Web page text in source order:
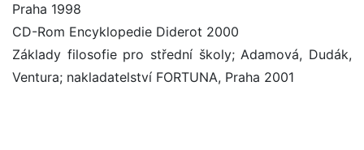
Praha 1998
CD-Rom Encyklopedie Diderot 2000
Základy filosofie pro střední školy; Adamová, Dudák,
Ventura; nakladatelství FORTUNA, Praha 2001